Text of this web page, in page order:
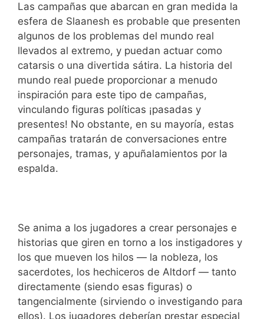
Las campañas que abarcan en gran medida la
esfera de Slaanesh es probable que presenten
algunos de los problemas del mundo real
llevados al extremo, y puedan actuar como
catarsis o una divertida sátira. La historia del
mundo real puede proporcionar a menudo
inspiración para este tipo de campañas,
vinculando figuras políticas ¡pasadas y
presentes! No obstante, en su mayoría, estas
campañas tratarán de conversaciones entre
personajes, tramas, y apuñalamientos por la
espalda.
Se anima a los jugadores a crear personajes e
historias que giren en torno a los instigadores y
los que mueven los hilos — la nobleza, los
sacerdotes, los hechiceros de Altdorf — tanto
directamente (siendo esas figuras) o
tangencialmente (sirviendo o investigando para
ellos). Los jugadores deberían prestar especial